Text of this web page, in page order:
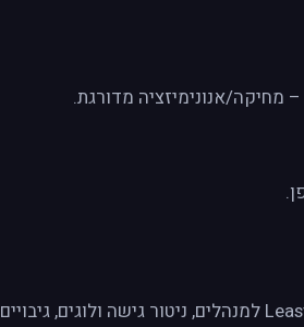
הצפנה בתעבורה (HTTPS) ובמנוחה (Firebase/Cloud), בקרות גישה בשיטת Least-Privilege, 2FA למנהלים, ניטור גישה ולוגים, גיבויים